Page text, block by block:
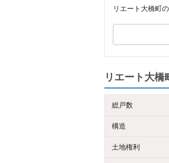
リエート大橋町
リエート大橋
総戸数
構造
土地権利